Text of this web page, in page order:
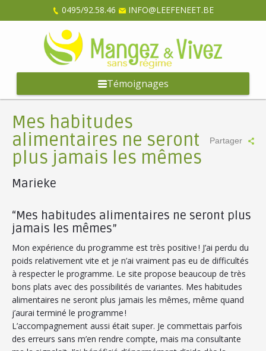
0495/92.58.46 INFO@LEEFENEET.BE
Témoignages
Mes habitudes
alimentaires ne seront
plus jamais les mêmes
Partager
Marieke
“Mes habitudes alimentaires ne seront plus
jamais les mêmes”
Mon expérience du programme est très positive ! J’ai perdu du
poids relativement vite et je n’ai vraiment pas eu de difficultés
à respecter le programme. Le site propose beaucoup de très
bons plats avec des possibilités de variantes. Mes habitudes
alimentaires ne seront plus jamais les mêmes, même quand
j’aurai terminé le programme !
L’accompagnement aussi était super. Je commettais parfois
des erreurs sans m’en rendre compte, mais ma consultante